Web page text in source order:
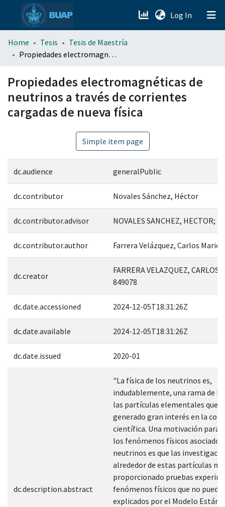
Log In (current)
menu.section.about_menu
Home Tesis
Tesis de Maestría
Propiedades electromagnéticas de neutrinos a través de corrientes cargadas de nueva física
Propiedades electromagnéticas de
neutrinos a través de corrientes
cargadas de nueva física
Simple item page
dc.audience generalPublic
dc.contributor Novales Sánchez, Héctor
dc.contributor.advisor NOVALES SANCHEZ, HECTOR;
dc.contributor.author Farrera Velázquez, Carlos Mario
dc.creator
FARRERA VELAZQUEZ, CARLOS
849078
dc.date.accessioned 2024-12-05T18:31:26Z
dc.date.available 2024-12-05T18:31:26Z
dc.date.issued 2020-01
dc.description.abstract
"La física de los neutrinos es,
indudablemente, una rama de la
las partículas elementales que
generado gran interés en la
científica. Una motivación para
los fenómenos físicos
neutrinos es que las
alrededor de estas partículas
proporcionado pruebas
fenómenos físicos que no
explicados por el Modelo